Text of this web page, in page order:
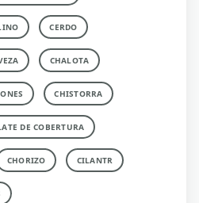
CERDO
CHALOTA
CHISTORRA
DE COBERTURA
CHORIZO CILANTR